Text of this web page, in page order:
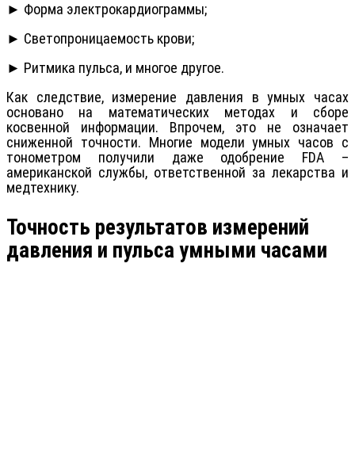
► Форма электрокардиограммы;
► Светопроницаемость крови;
► Ритмика пульса, и многое другое.
Как следствие, измерение давления в умных часах
основано на математических методах и сборе
косвенной информации. Впрочем, это не означает
сниженной точности. Многие модели умных часов с
тонометром получили даже одобрение FDA –
американской службы, ответственной за лекарства и
медтехнику.
Точность результатов измерений
давления и пульса умными часами